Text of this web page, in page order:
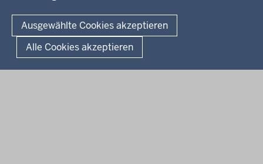
Ausgewählte Cookies akzeptieren
Alle Cookies akzeptieren
Fußzeile
Impressum Datenschutz Barrierefreiheit
Kurzlink zu dieser Seite